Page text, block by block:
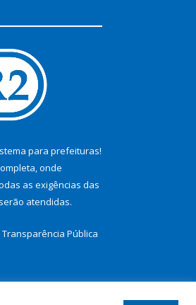
para prefeituras!
onde
as exigências das
serão atendidas.
Pública